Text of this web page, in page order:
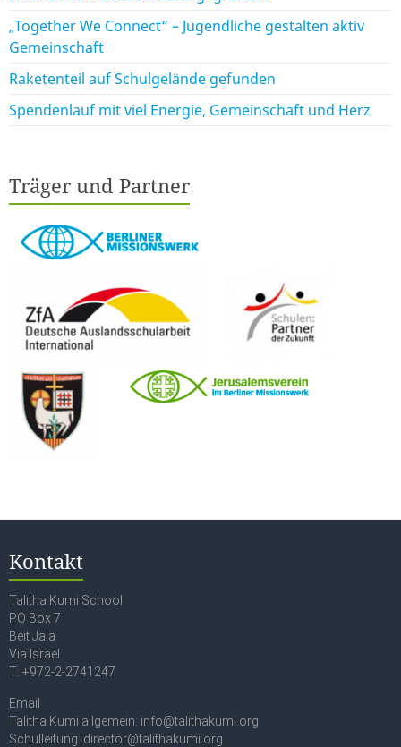
„Together We Connect“ – Jugendliche gestalten aktiv
Gemeinschaft
Raketenteil auf Schulgelände gefunden
Spendenlauf mit viel Energie, Gemeinschaft und Herz
Träger und Partner
Kontakt
Talitha Kumi School
PO Box 7
Beit Jala
Via Israel
T: +972-2-2741247
Email
Talitha Kumi allgemein: info@talithakumi.org
Schulleitung: director@talithakumi.org